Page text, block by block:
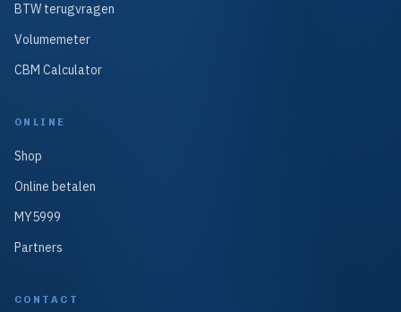
BTW terugvragen
Volumemeter
CBM Calculator
ONLINE
Shop
Online betalen
MY5999
Partners
CONTACT